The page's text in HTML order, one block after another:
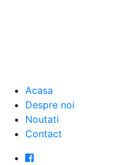
Acasa
Despre noi
Noutati
Contact